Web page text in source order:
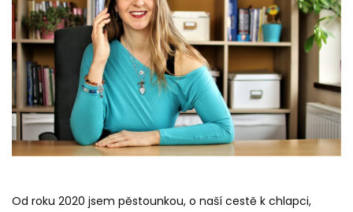
Od roku 2020 jsem pěstounkou, o naší cestě k chlapci,